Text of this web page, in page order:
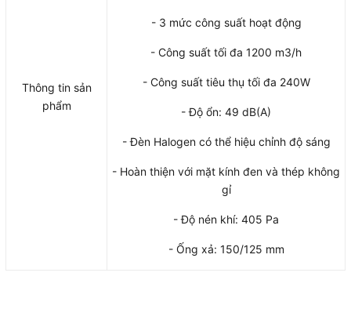
Thông tin sản
phẩm
- 3 mức công suất hoạt động
- Công suất tối đa 1200 m3/h
- Công suất tiêu thụ tối đa 240W
- Độ ổn: 49 dB(A)
- Đèn Halogen có thể hiệu chỉnh độ sáng
- Hoàn thiện với mặt kính đen và thép không
gỉ
- Độ nén khí: 405 Pa
- Ống xả: 150/125 mm